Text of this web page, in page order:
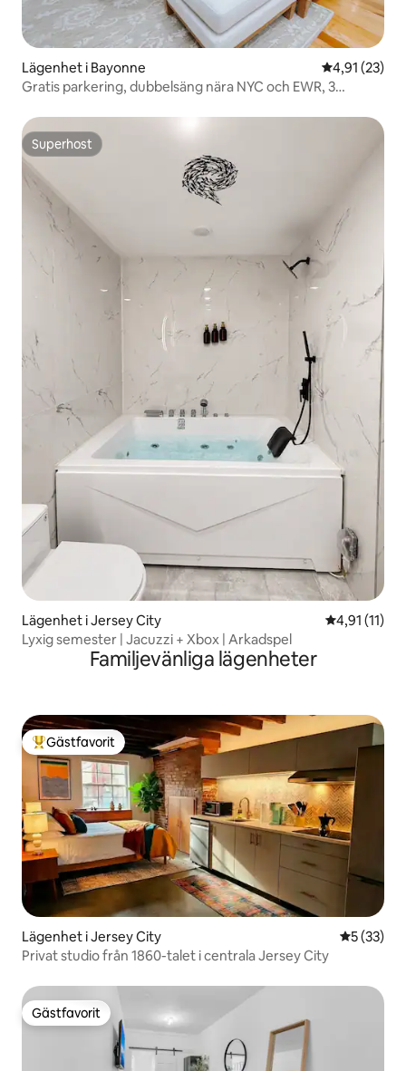
Lägenhet i Bayonne 4,91 av 5 i
4,91 (23)
Gratis parkering, dubbelsäng nära NYC och EWR, 3
Superhost
Superhost
Lägenhet i Jersey City 4,91 av 5 i
4,91 (11)
Lyxig semester | Jacuzzi + Xbox | Arkadspel
Familjevänliga lägenheter
Populär gästfavorit
Gästfavorit
Lägenhet i Jersey City 5 av 5 i
5 (33)
Privat studio från 1860-talet i centrala Jersey City
Gästfavorit
Gästfavorit